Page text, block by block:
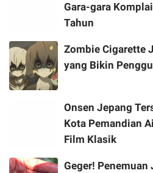
Gara-gara
Tahun
Zombie Cigarette
yang Bikin
Onsen Jepang
Kota Pemandian
Film Klasik
Geger!